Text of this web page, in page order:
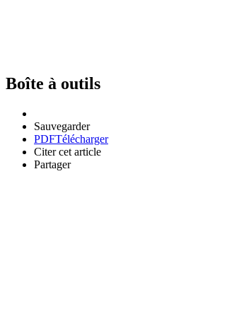
Boîte à outils
Sauvegarder
PDFTélécharger
Citer cet article
Partager